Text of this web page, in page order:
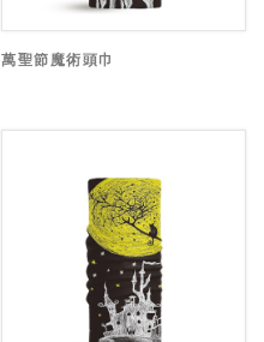
萬聖節魔術頭巾